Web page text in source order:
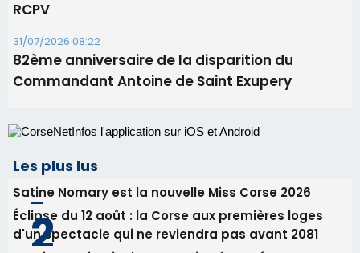
Les plus lus
Satine Nomary est la nouvelle Miss Corse 2026
Éclipse du 12 août : la Corse aux premières loges
d'un spectacle qui ne reviendra pas avant 2081
avant le concert de Mosimann
consommation en recul dans les restaurants
La gendarmerie alerte les restaurateurs corses
face à une nouvelle escroquerie au faux vendeur de
vin